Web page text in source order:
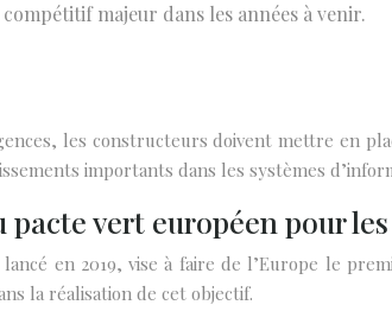
majeur dans les années à venir.
les constructeurs doivent mettre en
importants dans les systèmes
vert européen pour
en 2019, vise à faire de l’Europe le
la réalisation de cet objectif.